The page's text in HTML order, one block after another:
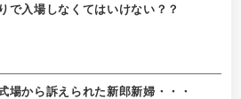
で入場しなくてはいけない？？
場から訴えられた新郎新婦・・・